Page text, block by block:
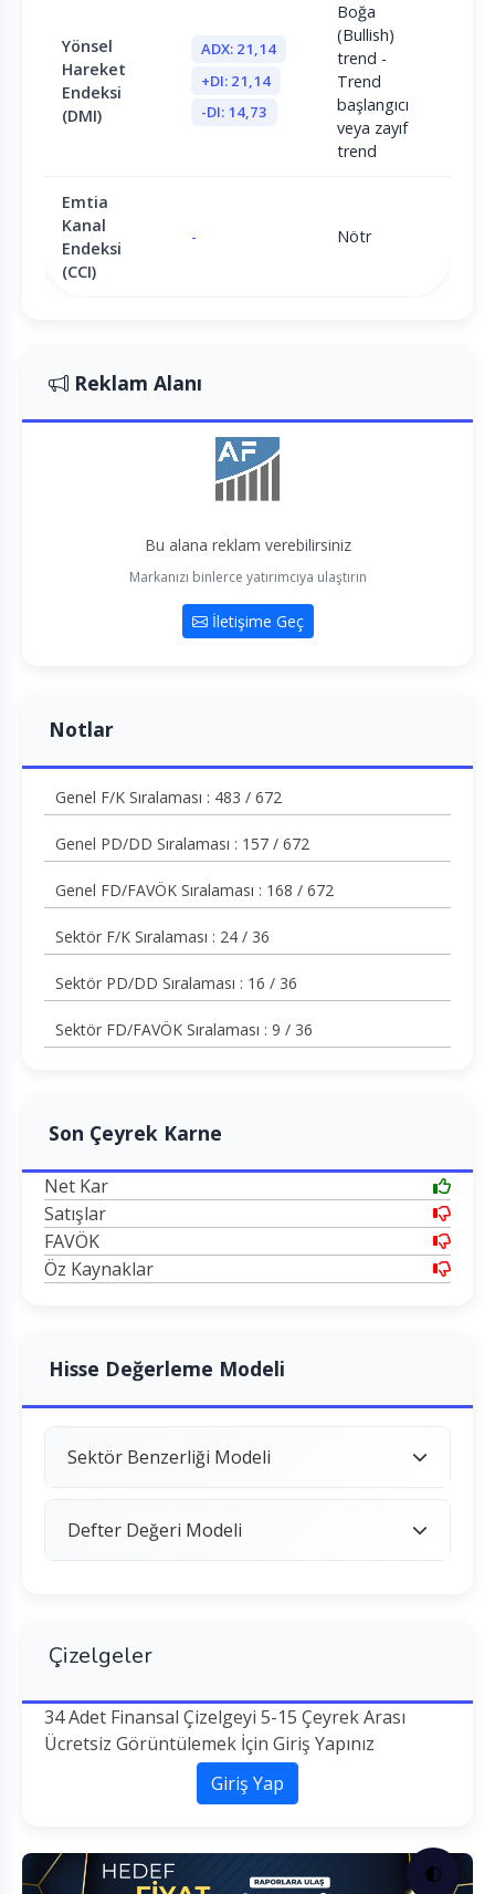
🌓
Yönsel
Hareket
Endeksi
(DMI)
ADX: 21,14
+DI: 21,14
-DI: 14,73
Boğa
(Bullish)
trend -
Trend
başlangıcı
veya zayıf
trend
Emtia
Kanal
Endeksi
(CCI)
- Nötr
Reklam Alanı
Bu alana reklam verebilirsiniz
Markanızı binlerce yatırımcıya ulaştırın
İletişime Geç
Notlar
Genel F/K Sıralaması : 483 / 672
Genel PD/DD Sıralaması : 157 / 672
Genel FD/FAVÖK Sıralaması : 168 / 672
Sektör F/K Sıralaması : 24 / 36
Sektör PD/DD Sıralaması : 16 / 36
Sektör FD/FAVÖK Sıralaması : 9 / 36
Son Çeyrek Karne
Net Kar
Satışlar
FAVÖK
Öz Kaynaklar
Hisse Değerleme Modeli
Sektör Benzerliği Modeli
Defter Değeri Modeli
Çizelgeler
34 Adet Finansal Çizelgeyi 5-15 Çeyrek Arası
Ücretsiz Görüntülemek İçin Giriş Yapınız
Giriş Yap